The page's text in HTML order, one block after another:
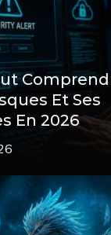
Et Ses
En 2026